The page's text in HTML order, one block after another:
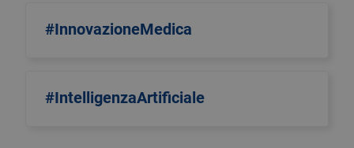
#InnovazioneMedica
#IntelligenzaArtificiale